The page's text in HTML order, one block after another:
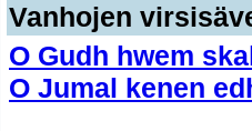
Vanhojen
O Gudh hwem
O Jumal kenen